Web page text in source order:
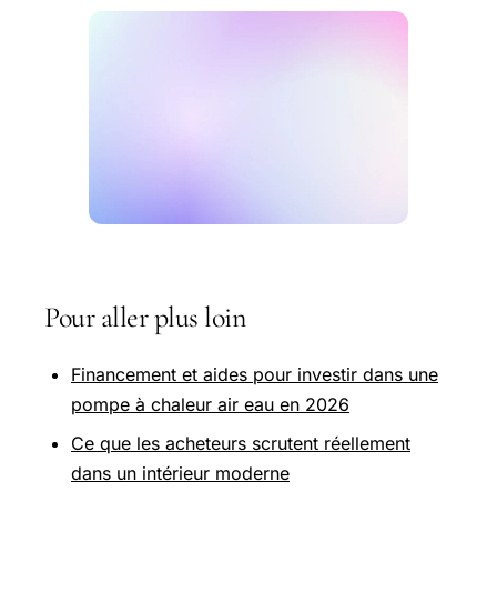
Pour aller plus loin
Financement et aides pour investir dans une
pompe à chaleur air eau en 2026
Ce que les acheteurs scrutent réellement
dans un intérieur moderne